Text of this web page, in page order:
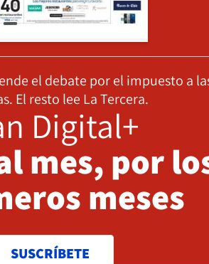
el debate por el impuesto a
El resto lee La Tercera.
Digital+
mes, por
meses
SUSCRÍBETE